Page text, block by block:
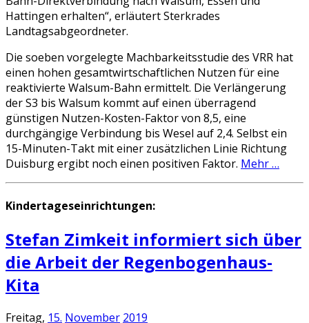
Hattingen erhalten“, erläutert Sterkrades
Landtagsabgeordneter.
Die soeben vorgelegte Machbarkeitsstudie des VRR hat
einen hohen gesamtwirtschaftlichen Nutzen für eine
reaktivierte Walsum-Bahn ermittelt. Die Verlängerung
der S3 bis Walsum kommt auf einen überragend
günstigen Nutzen-Kosten-Faktor von 8,5, eine
durchgängige Verbindung bis Wesel auf 2,4. Selbst ein
15-Minuten-Takt mit einer zusätzlichen Linie Richtung
Duisburg ergibt noch einen positiven Faktor. Mehr …
Kindertageseinrichtungen:
Stefan Zimkeit informiert sich über
die Arbeit der Regenbogenhaus-
Kita
Freitag, 15. November 2019